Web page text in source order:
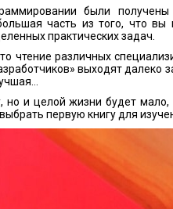
были
часть из того, что
практических задач.
чтение различных
выходят далеко
но и целой жизни будет
первую книгу для